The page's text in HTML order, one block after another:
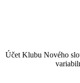
Účet Klubu Nového